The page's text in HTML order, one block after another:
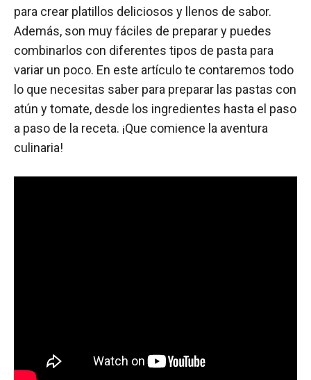
para crear platillos deliciosos y llenos de sabor.
Además, son muy fáciles de preparar y puedes
combinarlos con diferentes tipos de pasta para
variar un poco. En este artículo te contaremos todo
lo que necesitas saber para preparar las pastas con
atún y tomate, desde los ingredientes hasta el paso
a paso de la receta. ¡Que comience la aventura
culinaria!